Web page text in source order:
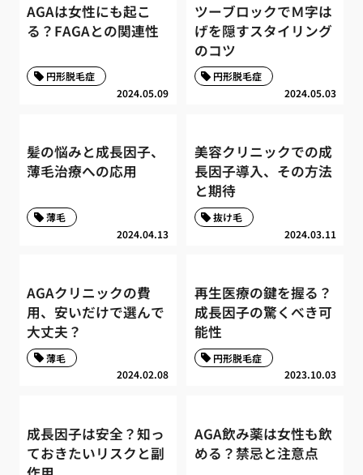
AGAは女性にも起こ
る？FAGAとの関連性
2024.05.09
円形脱毛症
ツーブロックでＭ字は
げを隠すスタイリング
のコツ
2024.05.03
円形脱毛症
髪の悩みと成長因子、
薄毛治療への応用
2024.04.13
薄毛
美容クリニックでの成
長因子導入、その方法
と期待
2024.03.11
抜け毛
AGAクリニックの費
用、安いだけで選んで
大丈夫？
2024.02.08
薄毛
再生医療の鍵を握る？
成長因子の驚くべき可
能性
2023.10.03
円形脱毛症
成長因子は安全？知っ
ておきたいリスクと副
AGA飲み薬は女性も飲
める？禁忌と注意点